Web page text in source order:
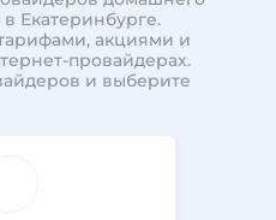
Екатеринбурге.
акциями и
провайдерах.
и выберите